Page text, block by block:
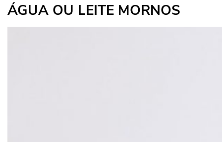
ÁGUA OU LEITE MORNOS